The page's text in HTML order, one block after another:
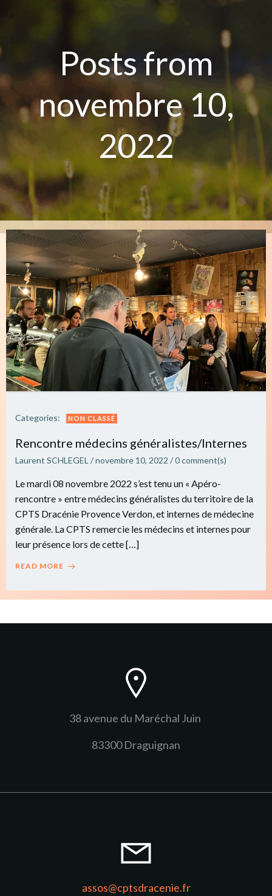
Posts from
novembre 10,
2022
Categories: NON CLASSÉ
Rencontre médecins généralistes/Internes
Laurent SCHLEGEL /novembre 10, 2022 /0comment(s)
Le mardi 08 novembre 2022 s’est tenu un « Apéro-
rencontre » entre médecins généralistes du territoire de la
CPTS Dracénie Provence Verdon, et internes de médecine
générale. La CPTS remercie les médecins et internes pour
leur présence lors de cette […]
READ MORE
38 avenue du Maréchal Juin
83300 Draguignan
assos@cptsdracenie.fr